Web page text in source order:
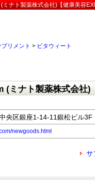
ナト製薬株式会社)【健康美容
プリメント > ビタウィート
ミナト製薬株式会社)
央区銀座1-14-11銀松ビル3F
newgoods.html
サ